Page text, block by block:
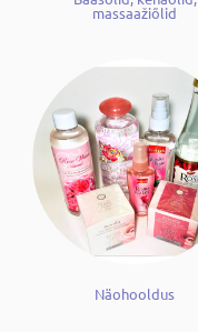
massaažiõlid
Näohooldus